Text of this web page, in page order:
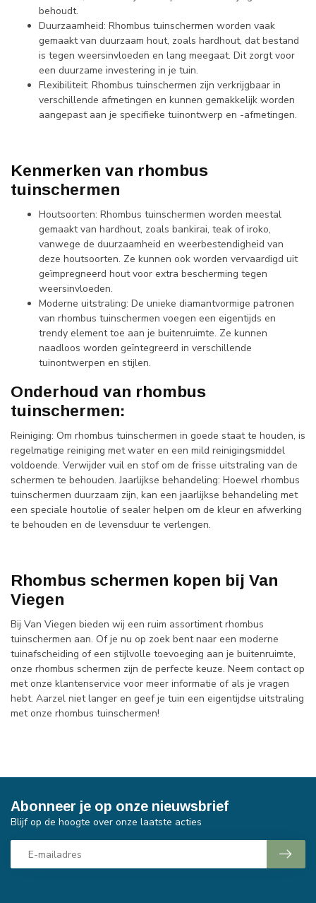
behoudt.
Duurzaamheid: Rhombus tuinschermen worden vaak
gemaakt van duurzaam hout, zoals hardhout, dat bestand
is tegen weersinvloeden en lang meegaat. Dit zorgt voor
een duurzame investering in je tuin.
Flexibiliteit: Rhombus tuinschermen zijn verkrijgbaar in
verschillende afmetingen en kunnen gemakkelijk worden
aangepast aan je specifieke tuinontwerp en -afmetingen.
Kenmerken van rhombus
tuinschermen
Houtsoorten: Rhombus tuinschermen worden meestal
gemaakt van hardhout, zoals bankirai, teak of iroko,
vanwege de duurzaamheid en weerbestendigheid van
deze houtsoorten. Ze kunnen ook worden vervaardigd uit
geïmpregneerd hout voor extra bescherming tegen
weersinvloeden.
Moderne uitstraling: De unieke diamantvormige patronen
van rhombus tuinschermen voegen een eigentijds en
trendy element toe aan je buitenruimte. Ze kunnen
naadloos worden geïntegreerd in verschillende
tuinontwerpen en stijlen.
Onderhoud van rhombus
tuinschermen:
Reiniging: Om rhombus tuinschermen in goede staat te houden, is
regelmatige reiniging met water en een mild reinigingsmiddel
voldoende. Verwijder vuil en stof om de frisse uitstraling van de
schermen te behouden. Jaarlijkse behandeling: Hoewel rhombus
tuinschermen duurzaam zijn, kan een jaarlijkse behandeling met
een speciale houtolie of sealer helpen om de kleur en afwerking
te behouden en de levensduur te verlengen.
Rhombus schermen kopen bij Van
Viegen
Bij Van Viegen bieden wij een ruim assortiment rhombus
tuinschermen aan. Of je nu op zoek bent naar een moderne
tuinafscheiding of een stijlvolle toevoeging aan je buitenruimte,
onze rhombus schermen zijn de perfecte keuze. Neem contact op
met onze klantenservice voor meer informatie of als je vragen
hebt. Aarzel niet langer en geef je tuin een eigentijdse uitstraling
met onze rhombus tuinschermen!
Abonneer je op onze nieuwsbrief
Blijf op de hoogte over onze laatste acties